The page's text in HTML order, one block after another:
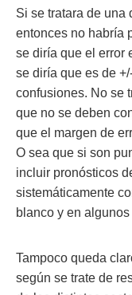
Si se tratara de una
entonces no habría
se diría que el error
se diría que es de
confusiones. No se
que no se deben
que el margen de
O sea que si son
incluir pronósticos
sistemáticamente
blanco y en
Tampoco queda
según se trate de